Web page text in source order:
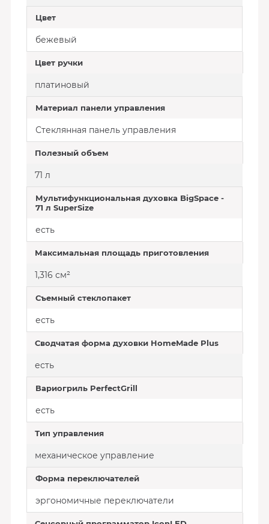
Цвет
бежевый
Цвет ручки
платиновый
Материал панели управления
Стеклянная панель управления
Полезный объем
71 л
Мультифункциональная духовка BigSpace -
71 л SuperSize
есть
Максимальная площадь приготовления
1,316 см²
Съемный стеклопакет
есть
Сводчатая форма духовки HomeMade Plus
есть
Вариогриль PerfectGrill
есть
Тип управления
механическое управление
Форма переключателей
эргономичные переключатели